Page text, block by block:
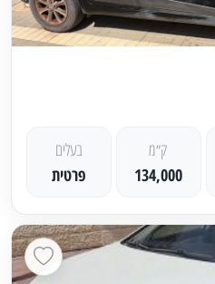
ק״מ
134,000
בעלים
פרטית